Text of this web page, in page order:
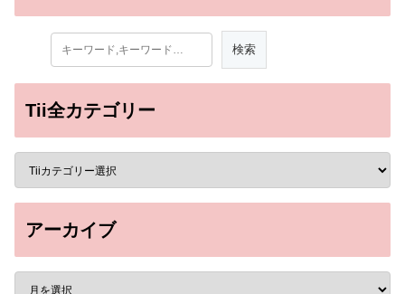
Tii全カテゴリー
アーカイブ